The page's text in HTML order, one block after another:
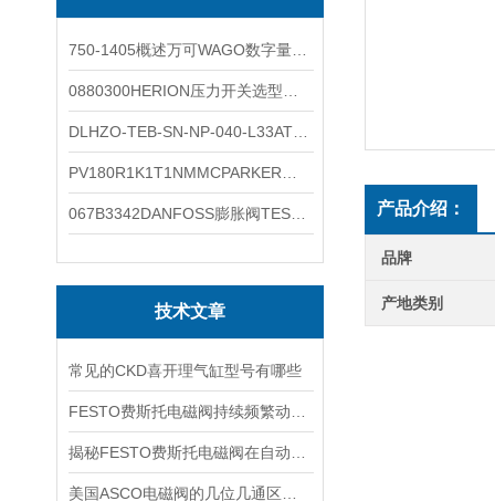
技术文章
常见的CKD喜开理气缸型号有哪些
产品介绍：
品牌
产地类别